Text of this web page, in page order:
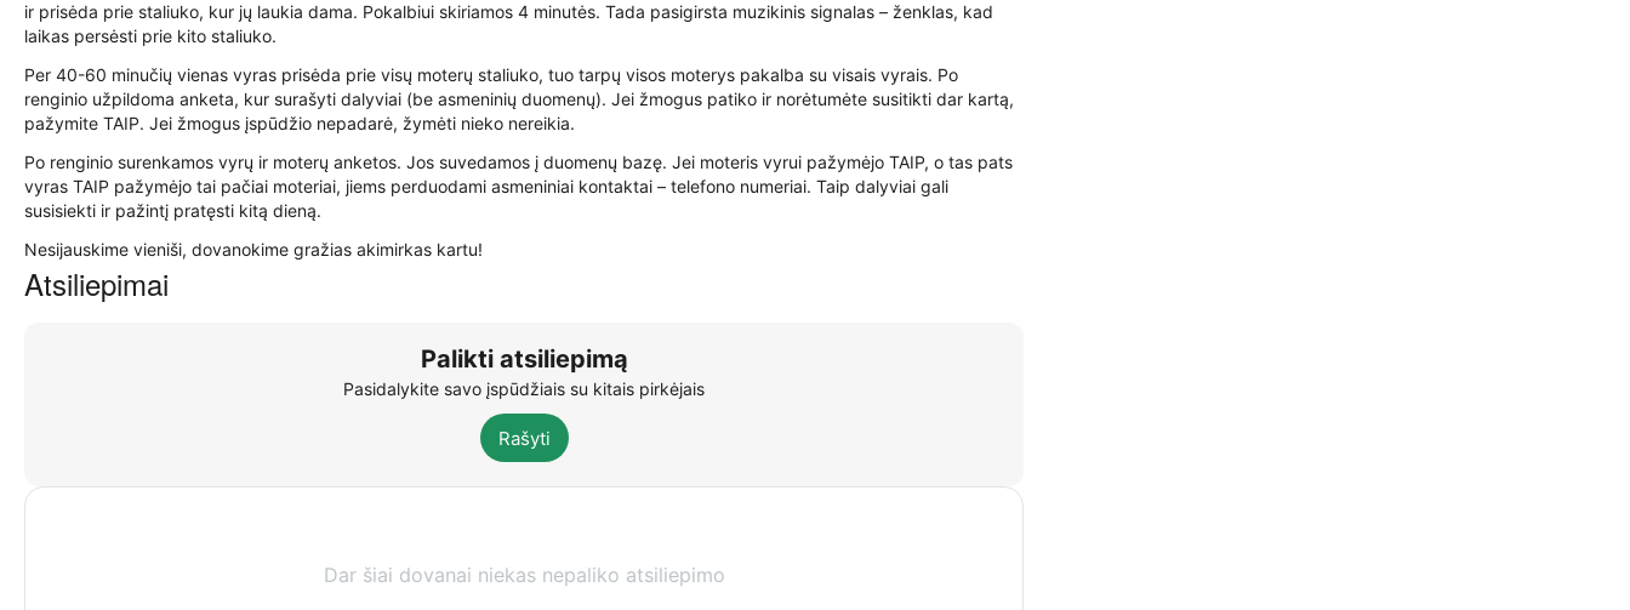
ir prisėda prie staliuko, kur jų laukia dama. Pokalbiui skiriamos 4 minutės. Tada pasigirsta muzikinis signalas – ženklas, kad
laikas persėsti prie kito staliuko.
Per 40-60 minučių vienas vyras prisėda prie visų moterų staliuko, tuo tarpų visos moterys pakalba su visais vyrais. Po
renginio užpildoma anketa, kur surašyti dalyviai (be asmeninių duomenų). Jei žmogus patiko ir norėtumėte susitikti dar kartą,
pažymite TAIP. Jei žmogus įspūdžio nepadarė, žymėti nieko nereikia.
Po renginio surenkamos vyrų ir moterų anketos. Jos suvedamos į duomenų bazę. Jei moteris vyrui pažymėjo TAIP, o tas pats
vyras TAIP pažymėjo tai pačiai moteriai, jiems perduodami asmeniniai kontaktai – telefono numeriai. Taip dalyviai gali
susisiekti ir pažintį pratęsti kitą dieną.
Nesijauskime vieniši, dovanokime gražias akimirkas kartu!
Atsiliepimai
Palikti atsiliepimą
Pasidalykite savo įspūdžiais su kitais pirkėjais
Rašyti
Dar šiai dovanai niekas nepaliko atsiliepimo